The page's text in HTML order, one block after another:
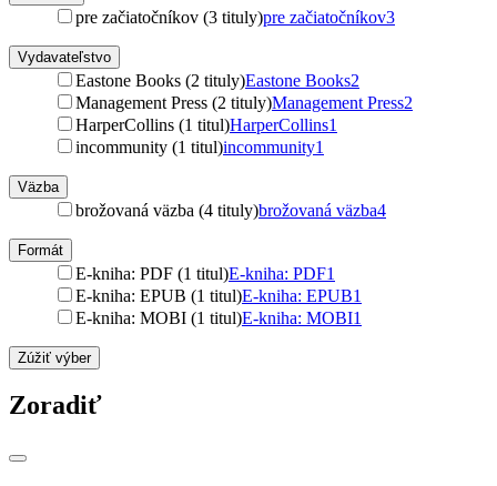
pre začiatočníkov (3 tituly)pre začiatočníkov3
Vydavateľstvo
Eastone Books (2 tituly)Eastone Books2
Management Press (2 tituly)Management Press2
HarperCollins (1 titul)HarperCollins1
incommunity (1 titul)incommunity1
Väzba
brožovaná väzba (4 tituly)brožovaná väzba4
Formát
E-kniha: PDF (1 titul)E-kniha: PDF1
E-kniha: EPUB (1 titul)E-kniha: EPUB1
E-kniha: MOBI (1 titul)E-kniha: MOBI1
Zúžiť výber
Zoradiť